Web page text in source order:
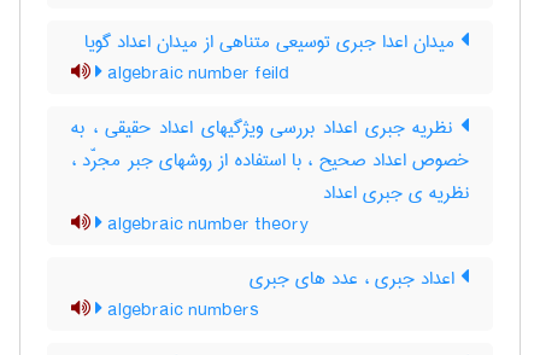
میدان اعدا جبری توسیعی متناهی از میدان اعداد گویا
algebraic number feild
نظریه جبری اعداد بررسی ویژگیهای اعداد حقیقی ، به
خصوص اعداد صحیح ، با استفاده از روشهای جبر مجرّد ،
نظریه ی جبری اعداد
algebraic number theory
اعداد جبری ، عدد های جبری
algebraic numbers